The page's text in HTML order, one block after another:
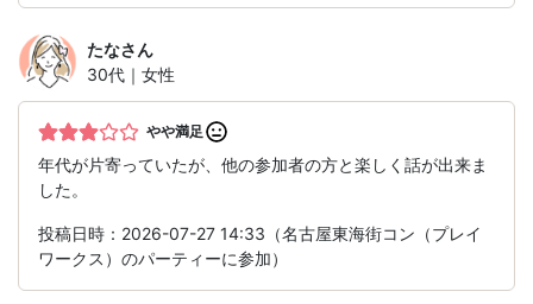
たなさん
30代｜女性
やや満足
年代が片寄っていたが、他の参加者の方と楽しく話が出来ま
した。
投稿日時：2026-07-27 14:33（名古屋東海街コン（プレイ
ワークス）のパーティーに参加）